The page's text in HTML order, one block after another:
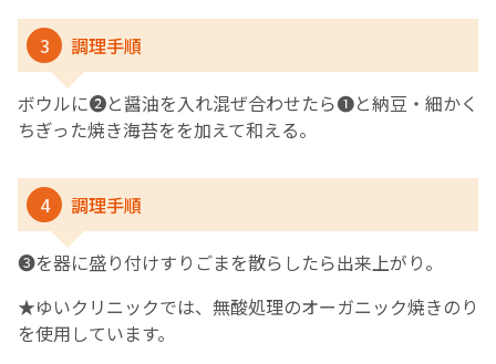
3 調理手順
ボウルに❷と醤油を入れ混ぜ合わせたら❶と納豆・細かく
ちぎった焼き海苔をを加えて和える。
4 調理手順
❸を器に盛り付けすりごまを散らしたら出来上がり。
★ゆいクリニックでは、無酸処理のオーガニック焼きのり
を使用しています。